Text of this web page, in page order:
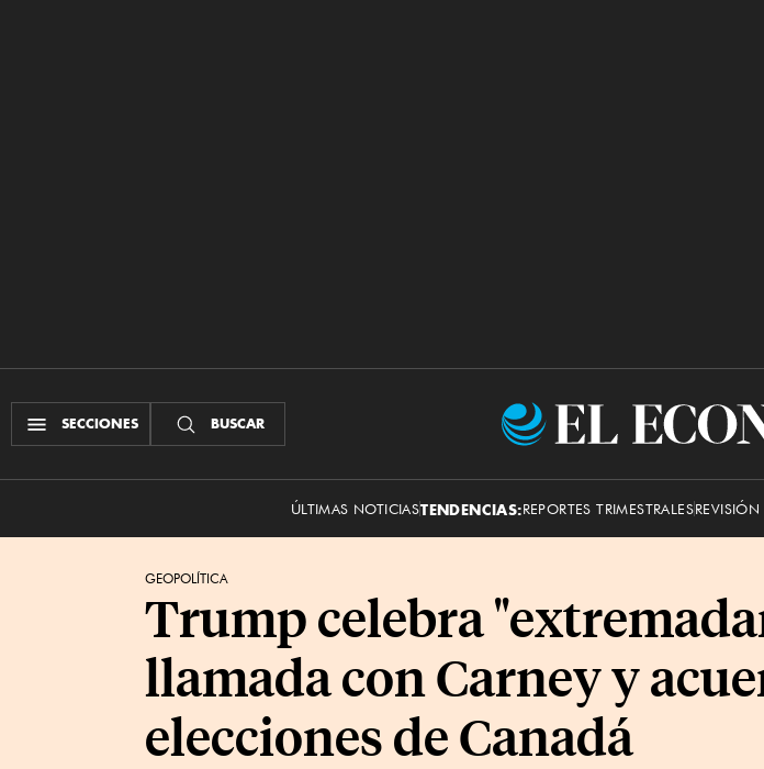
SECCIONES BUSCAR
El
ÚLTIMAS NOTICIASTENDENCIAS:REPORTES TRIMESTRALES
GEOPOLÍTICA
Trump celebra
llamada con Carney y
elecciones de Canadá